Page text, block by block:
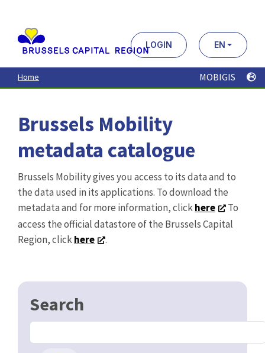
contenu
principal
LOGIN EN
Home MOBIGIS
Brussels Mobility
metadata catalogue
Brussels Mobility gives you access to its data and to
the data used in its applications. To download the
metadata and for more information, clickhere
To
access the official datastore of the Brussels Capital
Region, clickhere .
Search